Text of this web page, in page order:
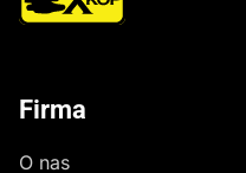
Firma
O nas